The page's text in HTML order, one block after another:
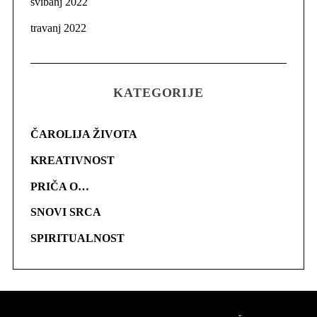
travanj 2022
KATEGORIJE
ČAROLIJA ŽIVOTA
KREATIVNOST
PRIČA O…
SNOVI SRCA
SPIRITUALNOST